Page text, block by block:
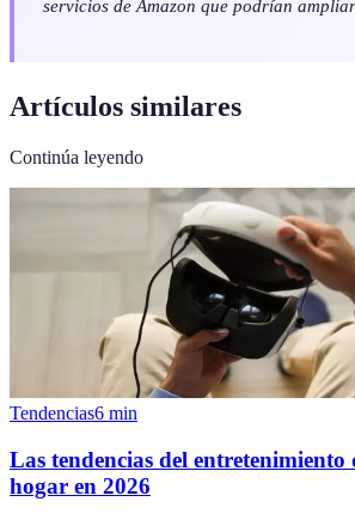
servicios de Amazon que podrían
Artículos similares
Continúa leyendo
Tendencias6 min
Las tendencias del
hogar en 2026